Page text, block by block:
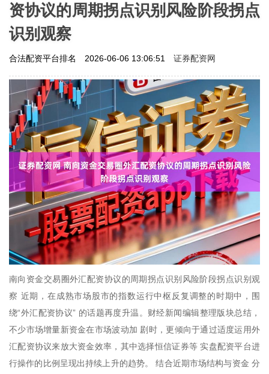
资协议的周期拐点识别风险阶段拐点
识别观察
合法配资平台排名 2026-06-06 13:06:51 证券配资网
南向资金交易圈外汇配资协议的周期拐点识别风险阶段拐点识别观
察 近期，在成熟市场股市的指数运行中枢反复调整的时期中，围
绕“外汇配资协议” 的话题再度升温。财经新闻编辑整理版块总结，
不少市场增量新资金在市场波动加 剧时，更倾向于通过适度运用外
汇配资协议来放大资金效率，其中选择恒信证券等 实盘配资平台进
行操作的比例呈现出持续上升的趋势。 结合近期市场结构与资金 分